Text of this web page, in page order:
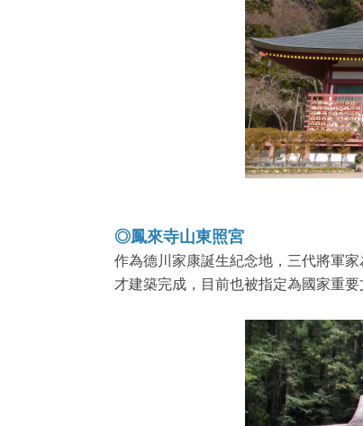
◎鳳來寺山東照宮
作為德川家康誕生紀念地，三代將軍
才建築完成，目前也被指定為國家重要